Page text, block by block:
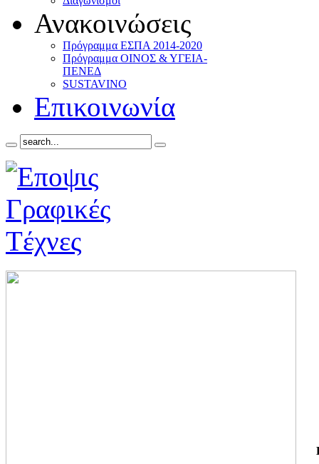
Ανακοινώσεις
Πρόγραμμα ΕΣΠΑ 2014-2020
Πρόγραμμα ΟΙΝΟΣ & ΥΓΕΙΑ-
ΠΕΝΕΔ
SUSTAVINO
Επικοινωνία